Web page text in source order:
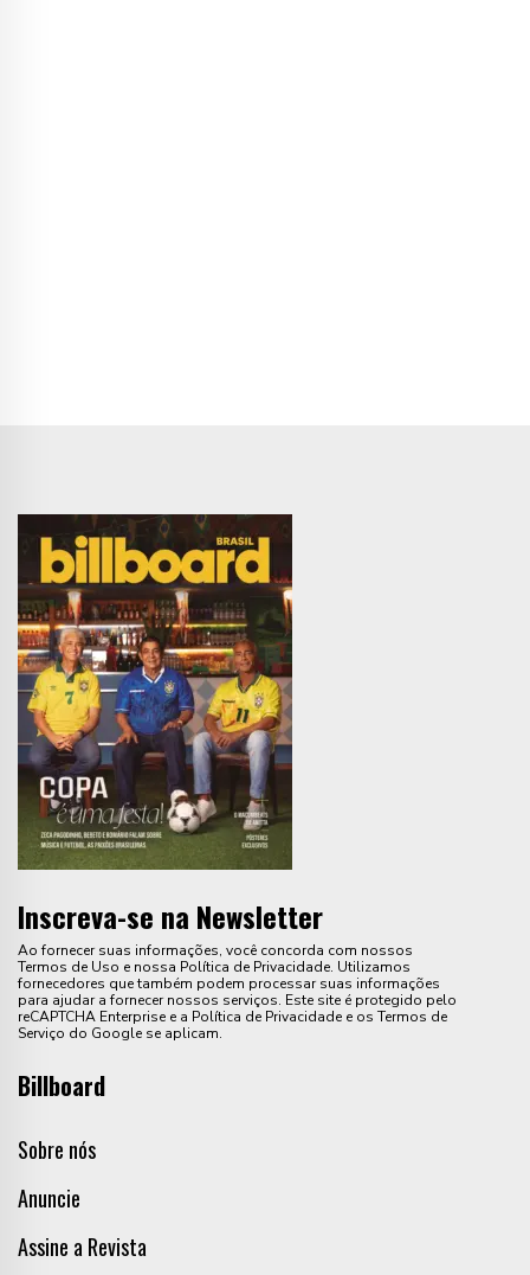
Inscreva-se na Newsletter
Ao fornecer suas informações, você concorda com nossos
Termos de Uso e nossa Política de Privacidade. Utilizamos
fornecedores que também podem processar suas informações
para ajudar a fornecer nossos serviços. Este site é protegido pelo
reCAPTCHA Enterprise e a Política de Privacidade e os Termos de
Serviço do Google se aplicam.
Billboard
Sobre nós
Anuncie
Assine a Revista